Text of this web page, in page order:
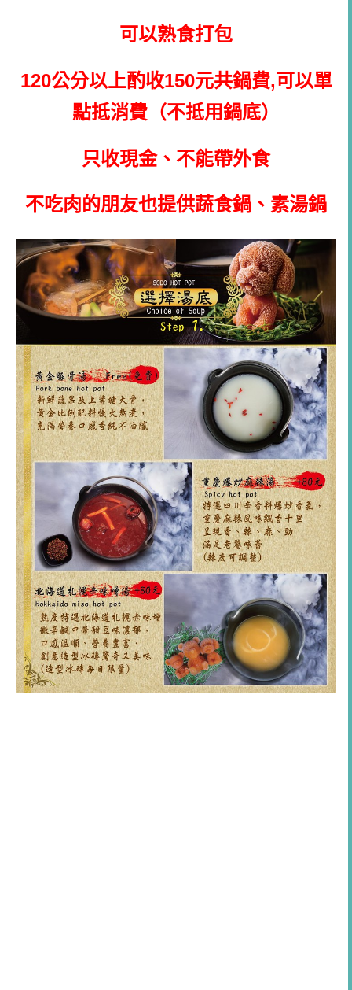
可以熟食打包
120公分以上酌收150元共鍋費,可以單
點抵消費（不抵用鍋底）
只收現金、不能帶外食
不吃肉的朋友也提供蔬食鍋、素湯鍋